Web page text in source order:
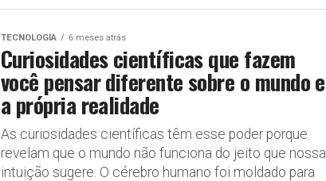
TECNOLOGIA 6 meses atrás
Curiosidades científicas que fazem
você pensar diferente sobre o mundo e
a própria realidade
As curiosidades científicas têm esse poder porque
revelam que o mundo não funciona do jeito que nossa
intuição sugere. O cérebro humano foi moldado para